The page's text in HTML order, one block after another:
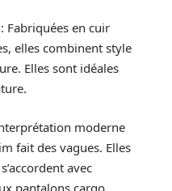
: Fabriquées en cuir
elles combinent style
Elles sont idéales
moderne
fait des vagues. Elles
avec
pantalons cargo.